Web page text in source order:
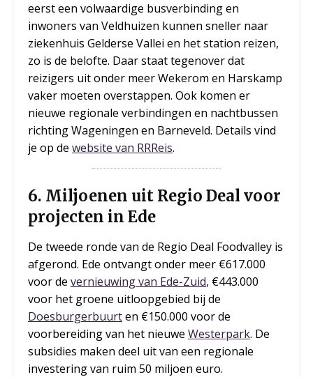
eerst een volwaardige busverbinding en
inwoners van Veldhuizen kunnen sneller naar
ziekenhuis Gelderse Vallei en het station reizen,
zo is de belofte. Daar staat tegenover dat
reizigers uit onder meer Wekerom en Harskamp
vaker moeten overstappen. Ook komen er
nieuwe regionale verbindingen en nachtbussen
richting Wageningen en Barneveld. Details vind
je op de website van RRReis.
6. Miljoenen uit Regio Deal voor
projecten in Ede
De tweede ronde van de Regio Deal Foodvalley is
afgerond. Ede ontvangt onder meer €617.000
voor de vernieuwing van Ede-Zuid, €443.000
voor het groene uitloopgebied bij de
Doesburgerbuurten €150.000 voor de
voorbereiding van het nieuwe Westerpark. De
subsidies maken deel uit van een regionale
investering van ruim 50 miljoen euro.